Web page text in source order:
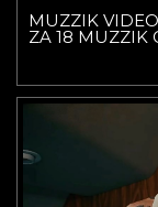
MUZZIK
ZA 18 MUZZIK